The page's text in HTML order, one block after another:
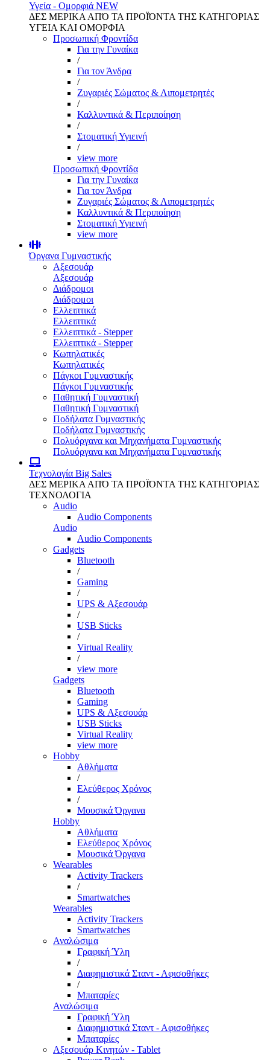
Υγεία - Ομορφιά NEW
ΔΕΣ ΜΕΡΙΚΑ ΑΠΌ ΤΑ ΠΡΟΪΌΝΤΑ ΤΗΣ ΚΑΤΗΓΟΡΙΑΣ
ΥΓΕΙΑ ΚΑΙ ΟΜΟΡΦΙΑ
Προσωπική Φροντίδα
Για την Γυναίκα
/
Για τον Άνδρα
/
Ζυγαριές Σώματος & Λιπομετρητές
/
Καλλυντικά & Περιποίηση
/
Στοματική Υγιεινή
/
view more
Προσωπική Φροντίδα
Για την Γυναίκα
Για τον Άνδρα
Ζυγαριές Σώματος & Λιπομετρητές
Καλλυντικά & Περιποίηση
Στοματική Υγιεινή
view more
Όργανα Γυμναστικής
Αξεσουάρ
Αξεσουάρ
Διάδρομοι
Διάδρομοι
Ελλειπτικά
Ελλειπτικά
Ελλειπτικά - Stepper
Ελλειπτικά - Stepper
Κωπηλατικές
Κωπηλατικές
Πάγκοι Γυμναστικής
Πάγκοι Γυμναστικής
Παθητική Γυμναστική
Παθητική Γυμναστική
Ποδήλατα Γυμναστικής
Ποδήλατα Γυμναστικής
Πολυόργανα και Μηχανήματα Γυμναστικής
Πολυόργανα και Μηχανήματα Γυμναστικής
Τεχνολογία Big Sales
ΔΕΣ ΜΕΡΙΚΑ ΑΠΌ ΤΑ ΠΡΟΪΌΝΤΑ ΤΗΣ ΚΑΤΗΓΟΡΙΑΣ
ΤΕΧΝΟΛΟΓΙΑ
Audio
Audio Components
Audio
Audio Components
Gadgets
Bluetooth
/
Gaming
/
UPS & Αξεσουάρ
/
USB Sticks
/
Virtual Reality
/
view more
Gadgets
Bluetooth
Gaming
UPS & Αξεσουάρ
USB Sticks
Virtual Reality
view more
Hobby
Αθλήματα
/
Ελεύθερος Χρόνος
/
Μουσικά Όργανα
Hobby
Αθλήματα
Ελεύθερος Χρόνος
Μουσικά Όργανα
Wearables
Activity Trackers
/
Smartwatches
Wearables
Activity Trackers
Smartwatches
Αναλώσιμα
Γραφική Ύλη
/
Διαφημιστικά Σταντ - Αφισοθήκες
/
Μπαταρίες
Αναλώσιμα
Γραφική Ύλη
Διαφημιστικά Σταντ - Αφισοθήκες
Μπαταρίες
Αξεσουάρ Κινητών - Tablet